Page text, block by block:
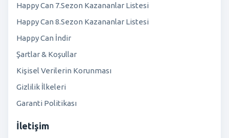
Happy Can 7.Sezon Kazananlar Listesi
Happy Can 8.Sezon Kazananlar Listesi
Happy Can İndir
Şartlar & Koşullar
Kişisel Verilerin Korunması
Gizlilik İlkeleri
Garanti Politikası
İletişim